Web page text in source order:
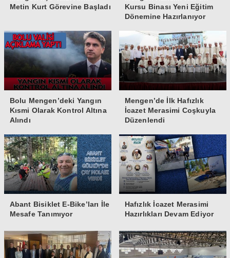
Metin Kurt Görevine Başladı
Kursu Binası Yeni Eğitim
Dönemine Hazırlanıyor
Bolu Mengen’deki Yangın
Kısmi Olarak Kontrol Altına
Alındı
Mengen’de İlk Hafızlık
İcazet Merasimi Coşkuyla
Düzenlendi
Abant Bisiklet E-Bike’ları İle
Mesafe Tanımıyor
Hafızlık İcazet Merasimi
Hazırlıkları Devam Ediyor